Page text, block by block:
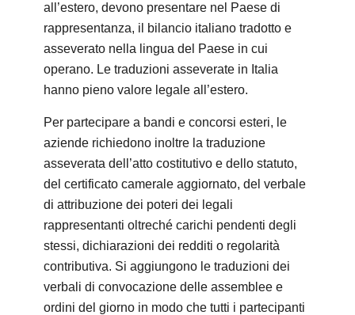
all’estero, devono presentare nel Paese di
rappresentanza, il bilancio italiano tradotto e
asseverato nella lingua del Paese in cui
operano. Le traduzioni asseverate in Italia
hanno pieno valore legale all’estero.
Per partecipare a bandi e concorsi esteri, le
aziende richiedono inoltre la traduzione
asseverata dell’atto costitutivo e dello statuto,
del certificato camerale aggiornato, del verbale
di attribuzione dei poteri dei legali
rappresentanti oltreché carichi pendenti degli
stessi, dichiarazioni dei redditi o regolarità
contributiva. Si aggiungono le traduzioni dei
verbali di convocazione delle assemblee e
ordini del giorno in modo che tutti i partecipanti